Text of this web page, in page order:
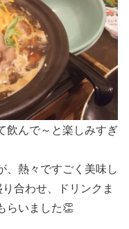
飲んで～と楽しみすぎ
、熱々ですごく美味し
合わせ、ドリンクま
らいました👏